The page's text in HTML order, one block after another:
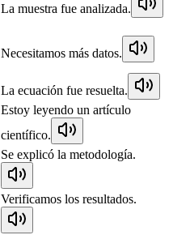
La muestra fue analizada.
Necesitamos más datos.
La ecuación fue resuelta.
Estoy leyendo un artículo
científico.
Se explicó la metodología.
Verificamos los resultados.